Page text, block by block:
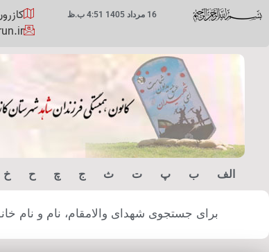
16 مرداد 1405 4:51 ب.ظ
الف ب پ ت ث ج چ ح خ
برای جستجوی شهدای والامقام، نام و نام